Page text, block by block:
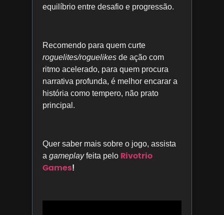
equilíbrio entre desafio e progressão.
Recomendo para quem curte
roguelites/roguelikes de ação com
ritmo acelerado, para quem procura
narrativa profunda, é melhor encarar a
história como tempero, não prato
principal.
Quer saber mais sobre o jogo, assista
a gameplayfeita pelo Rivotrio
Games!